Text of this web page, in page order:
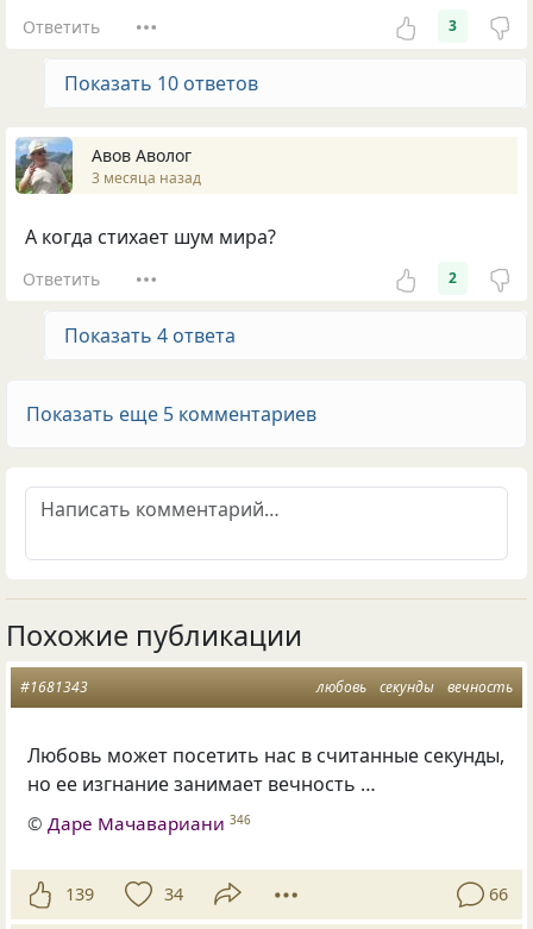
Ответить 3
Показать 10 ответов
Авов Аволог
3 месяца назад
А когда стихает шум мира?
Ответить 2
Показать 4 ответа
Показать еще 5 комментариев
Похожие публикации
любовь секунды вечность
#1681343
Любовь может посетить нас в считанные секунды,
но ее изгнание занимает вечность …
© Даре Мачавариани 346
139 34 66